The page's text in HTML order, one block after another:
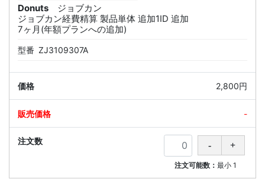
Donuts
ジョブカン
ジョブカン経費精算 製品単体 追加1ID 追加
7ヶ月(年額プランへの追加)
型番 ZJ3109307A
2,800円
-
注文可能数：最小 1